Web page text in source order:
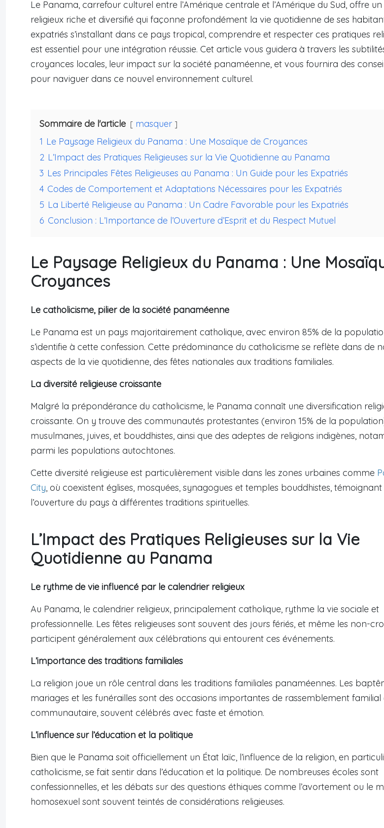
Le Panama, carrefour culturel entre l’Amérique centrale et l’Amérique du Sud, offre
religieux riche et diversifié qui façonne profondément la vie quotidienne de ses
expatriés s’installant dans ce pays tropical, comprendre et respecter ces pratiques
est essentiel pour une intégration réussie. Cet article vous guidera à travers les
croyances locales, leur impact sur la société panaméenne, et vous fournira des
pour naviguer dans ce nouvel environnement culturel.
Sommaire de l'article
masquer
1 Le Paysage Religieux du Panama : Une Mosaïque de Croyances
2 L’Impact des Pratiques Religieuses sur la Vie Quotidienne au Panama
3 Les Principales Fêtes Religieuses au Panama : Un Guide pour les Expatriés
4 Codes de Comportement et Adaptations Nécessaires pour les Expatriés
5 La Liberté Religieuse au Panama : Un Cadre Favorable pour les Expatriés
6 Conclusion : L’Importance de l’Ouverture d’Esprit et du Respect Mutuel
Le Paysage Religieux du Panama : Une
Croyances
Le catholicisme, pilier de la société panaméenne
Le Panama est un pays majoritairement catholique, avec environ 85% de la
s’identifie à cette confession. Cette prédominance du catholicisme se reflète dans de
aspects de la vie quotidienne, des fêtes nationales aux traditions familiales.
La diversité religieuse croissante
Malgré la prépondérance du catholicisme, le Panama connaît une diversification
croissante. On y trouve des communautés protestantes (environ 15% de la
musulmanes, juives, et bouddhistes, ainsi que des adeptes de religions indigènes,
parmi les populations autochtones.
Cette diversité religieuse est particulièrement visible dans les zones urbaines comme
City, où coexistent églises, mosquées, synagogues et temples bouddhistes,
l’ouverture du pays à différentes traditions spirituelles.
L’Impact des Pratiques Religieuses sur la Vie
Quotidienne au Panama
Le rythme de vie influencé par le calendrier religieux
Au Panama, le calendrier religieux, principalement catholique, rythme la vie sociale et
professionnelle. Les fêtes religieuses sont souvent des jours fériés, et même les non-
participent généralement aux célébrations qui entourent ces événements.
L’importance des traditions familiales
La religion joue un rôle central dans les traditions familiales panaméennes. Les
mariages et les funérailles sont des occasions importantes de rassemblement familial
communautaire, souvent célébrés avec faste et émotion.
L’influence sur l’éducation et la politique
Bien que le Panama soit officiellement un État laïc, l’influence de la religion, en
catholicisme, se fait sentir dans l’éducation et la politique. De nombreuses écoles sont
confessionnelles, et les débats sur des questions éthiques comme l’avortement ou le
homosexuel sont souvent teintés de considérations religieuses.